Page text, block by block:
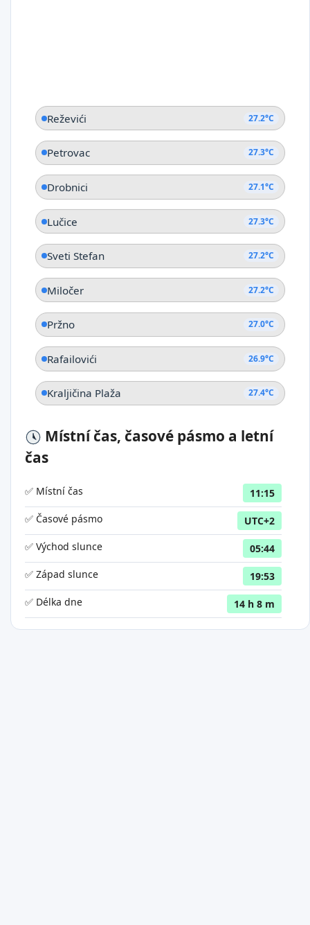
Reževići 27.2°C
Petrovac 27.3°C
Drobnici 27.1°C
Lučice 27.3°C
Sveti Stefan 27.2°C
Miločer 27.2°C
Pržno 27.0°C
Rafailovići 26.9°C
Kraljičina Plaža 27.4°C
Místní čas, časové pásmo a letní
čas
✅ Místní čas
11:15
✅ Časové pásmo
UTC+2
✅ Východ slunce
05:44
✅ Západ slunce
19:53
✅ Délka dne
14 h 8 m